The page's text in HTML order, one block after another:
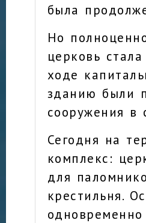
была
Но
церковь
ходе
зданию были
сооружения в
Сегодня на
комплекс:
для
крестильня.